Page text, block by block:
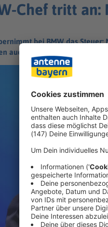
Chef tritt
bei BMW das
auch von der Konkurrenz.